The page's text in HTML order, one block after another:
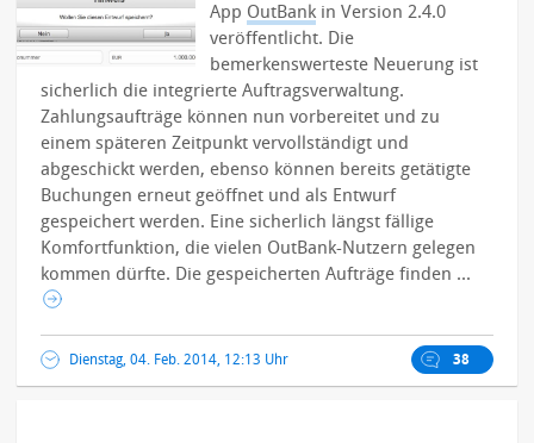
App OutBank in Version 2.4.0
veröffentlicht. Die
bemerkenswerteste Neuerung ist
sicherlich die integrierte Auftragsverwaltung.
Zahlungsaufträge können nun vorbereitet und zu
einem späteren Zeitpunkt vervollständigt und
abgeschickt werden, ebenso können bereits getätigte
Buchungen erneut geöffnet und als Entwurf
gespeichert werden. Eine sicherlich längst fällige
Komfortfunktion, die vielen OutBank-Nutzern gelegen
kommen dürfte. Die gespeicherten Aufträge finden ...
Dienstag, 04. Feb. 2014, 12:13 Uhr 38